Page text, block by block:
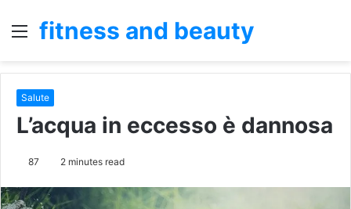
Menu
fitness and beauty
Salute
L’acqua in eccesso è dannosa
87 2 minutes read